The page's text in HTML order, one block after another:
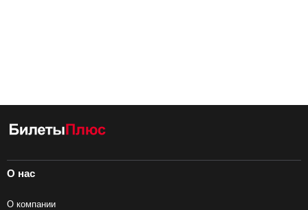
О нас
О компании